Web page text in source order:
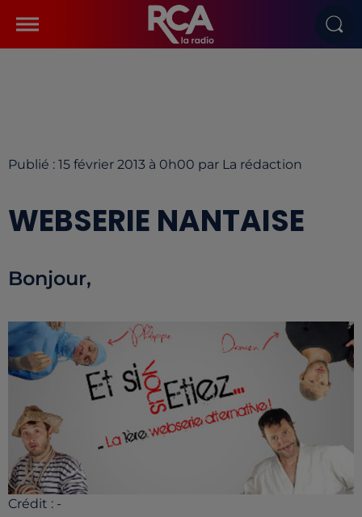
Publié : 15 février 2013 à 0h00 par La rédaction
WEBSERIE NANTAISE
Bonjour,
Crédit : -